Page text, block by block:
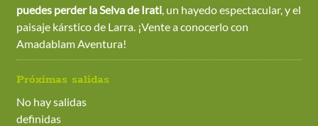
puedes perder la Selva de Irati, un hayedo espectacular, y el
paisaje kárstico de Larra. ¡Vente a conocerlo con
Amadablam Aventura!
Próximas salidas
No hay salidas
definidas